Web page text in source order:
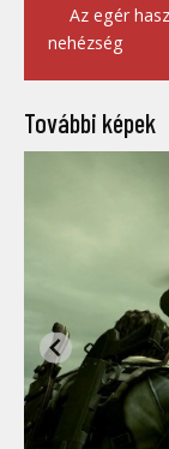
Az egér
nehézség
További képek